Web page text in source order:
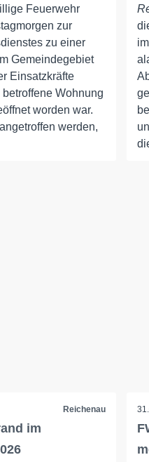
Feuerwehr
zur
zu einer
Gemeindegebiet
Einsatzkräfte
Wohnung
worden war.
werden,
Reichenau
im